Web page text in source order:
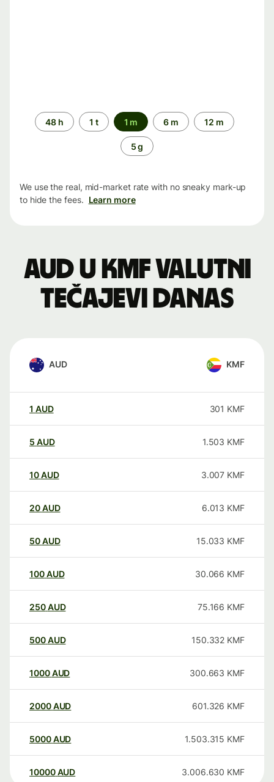
Time
period
48 h 1 t 1 m 6 m 12 m
5 g
We use the real, mid-market rate with no sneaky mark-up
to hide the fees. Learn more
AUD u KMF valutni
tečajevi danas
AUD KMF
1 AUD 301 KMF
5 AUD 1.503 KMF
10AUD 3.007 KMF
20AUD 6.013 KMF
50AUD 15.033 KMF
100AUD 30.066 KMF
250AUD 75.166 KMF
500AUD 150.332 KMF
1000AUD 300.663 KMF
2000AUD 601.326 KMF
5000AUD 1.503.315 KMF
10000 AUD 3.006.630 KMF